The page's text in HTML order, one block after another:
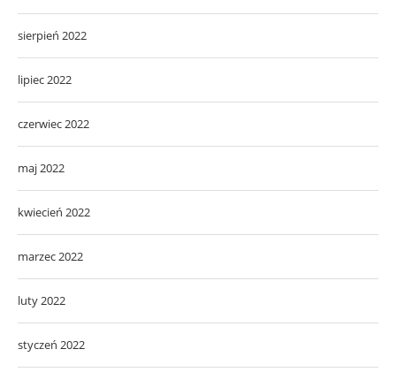
sierpień 2022
lipiec 2022
czerwiec 2022
maj 2022
kwiecień 2022
marzec 2022
luty 2022
styczeń 2022